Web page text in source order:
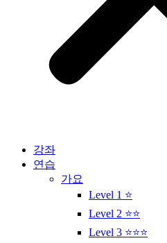
강좌
연습
가요
Level 1 ⭐
Level 2 ⭐⭐
Level 3 ⭐⭐⭐